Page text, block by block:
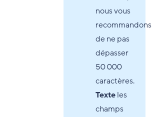
nous vous
recommandons
de ne pas
dépasser
50 000
caractères.
Texteles
champs